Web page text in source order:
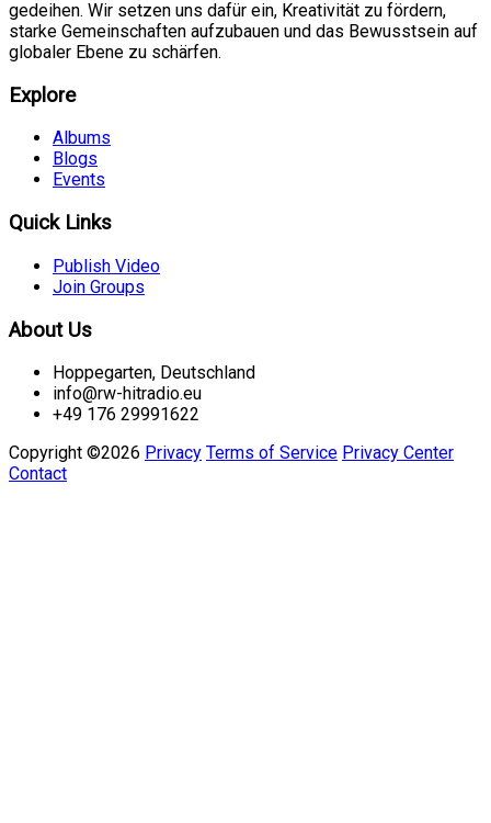
gedeihen. Wir setzen uns dafür ein, Kreativität zu fördern,
starke Gemeinschaften aufzubauen und das Bewusstsein auf
globaler Ebene zu schärfen.
Explore
Albums
Blogs
Events
Quick Links
Publish Video
Join Groups
About Us
Hoppegarten, Deutschland
info@rw-hitradio.eu
+49 176 29991622
Copyright ©2026 Privacy Terms of Service Privacy Center
Contact